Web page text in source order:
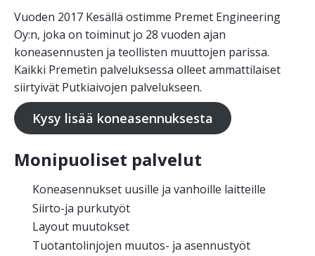
Vuoden 2017 Kesällä ostimme Premet Engineering
Oy:n, joka on toiminut jo 28 vuoden ajan
koneasennusten ja teollisten muuttojen parissa.
Kaikki Premetin palveluksessa olleet ammattilaiset
siirtyivät Putkiaivojen palvelukseen.
Kysy lisää koneasennuksesta
Monipuoliset palvelut
Koneasennukset uusille ja vanhoille laitteille
Siirto-ja purkutyöt
Layout muutokset
Tuotantolinjojen muutos- ja asennustyöt